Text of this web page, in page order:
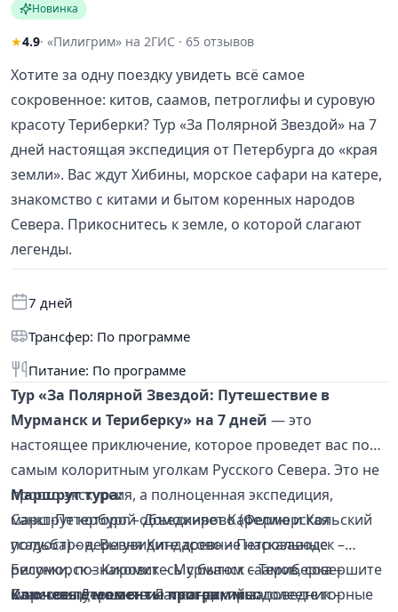
Новинка
★4.9· «Пилигрим» на 2ГИС · 65 отзывов
Хотите за одну поездку увидеть всё самое
сокровенное: китов, саамов, петроглифы и суровую
красоту Териберки? Тур «За Полярной Звездой» на 7
дней настоящая экспедиция от Петербурга до «края
земли». Вас ждут Хибины, морское сафари на катере,
знакомство с китами и бытом коренных народов
Севера. Прикоснитесь к земле, о которой слагают
легенды.
7 дней
Трансфер: По программе
Питание: По программе
Тур «За Полярной Звездой: Путешествие в
Мурманск и Териберку» на 7 дней — это
настоящее приключение, которое проведет вас по
самым колоритным уголкам Русского Севера. Это не
просто экскурсия, а полноценная экспедиция,
маршрут которой объединяет Карелию и Кольский
полуостров. Вы увидите древние наскальные
рисунки, познакомитесь с бытом саамов, совершите
морское путешествие к китам, преодолеете горные
Маршрут тура:
Санкт-Петербург – Доможирово (Фермерская
усадьба) – деревня Киндасово – Петрозаводск –
Беломорск – Кировск – Мурманск – Териберка –
Саамская Деревня – Лапландский заповедник –
Ключевые моменты программы: